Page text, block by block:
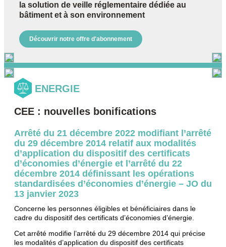
la solution de veille réglementaire dédiée au
bâtiment et à son environnement
Découvrir notre offre d'abonnement
ENERGIE
CEE : nouvelles bonifications
Arrêté du 21 décembre 2022 modifiant l’arrêté
du 29 décembre 2014 relatif aux modalités
d’application du dispositif des certificats
d’économies d’énergie et l’arrêté du 22
décembre 2014 définissant les opérations
standardisées d’économies d’énergie – JO du
13 janvier 2023
Concerne les personnes éligibles et bénéficiaires dans le
cadre du dispositif des certificats d’économies d’énergie.
Cet arrêté modifie l’arrêté du 29 décembre 2014 qui précise
les modalités d’application du dispositif des certificats